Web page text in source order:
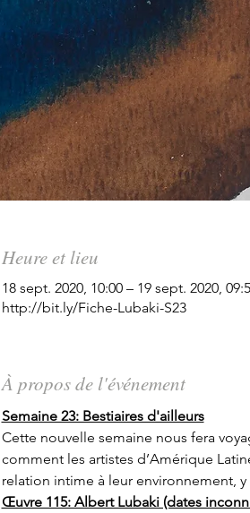
Heure et lieu
18 sept. 2020, 10:00 – 19 sept. 2020,
http://bit.ly/Fiche-Lubaki-S23
À propos de l'événement
Semaine 23: Bestiaires d'ailleurs
Cette nouvelle semaine nous fera
comment les artistes d’Amérique
relation intime à leur environnement,
Œuvre 115: Albert Lubaki (dates